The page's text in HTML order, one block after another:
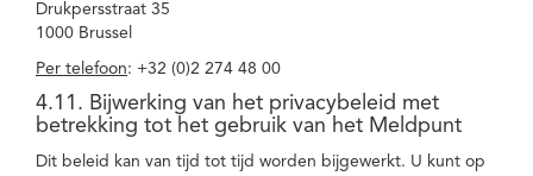
Drukpersstraat 35
1000 Brussel
Per telefoon: +32 (0)2 274 48 00
4.11. Bijwerking van het privacybeleid met
betrekking tot het gebruik van het Meldpunt
Dit beleid kan van tijd tot tijd worden bijgewerkt. U kunt op